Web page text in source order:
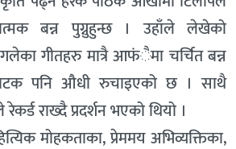
बन्न पुग्नुहुन्छ । उहाँले लेखेको
गीतहरु मात्रै आफंैमा चर्चित बन्न
पनि औधी रुचाइएको छ । साथै
राख्दै प्रदर्शन भएको थियो ।
मोहकताका, प्रेममय अभिव्यक्तिका,